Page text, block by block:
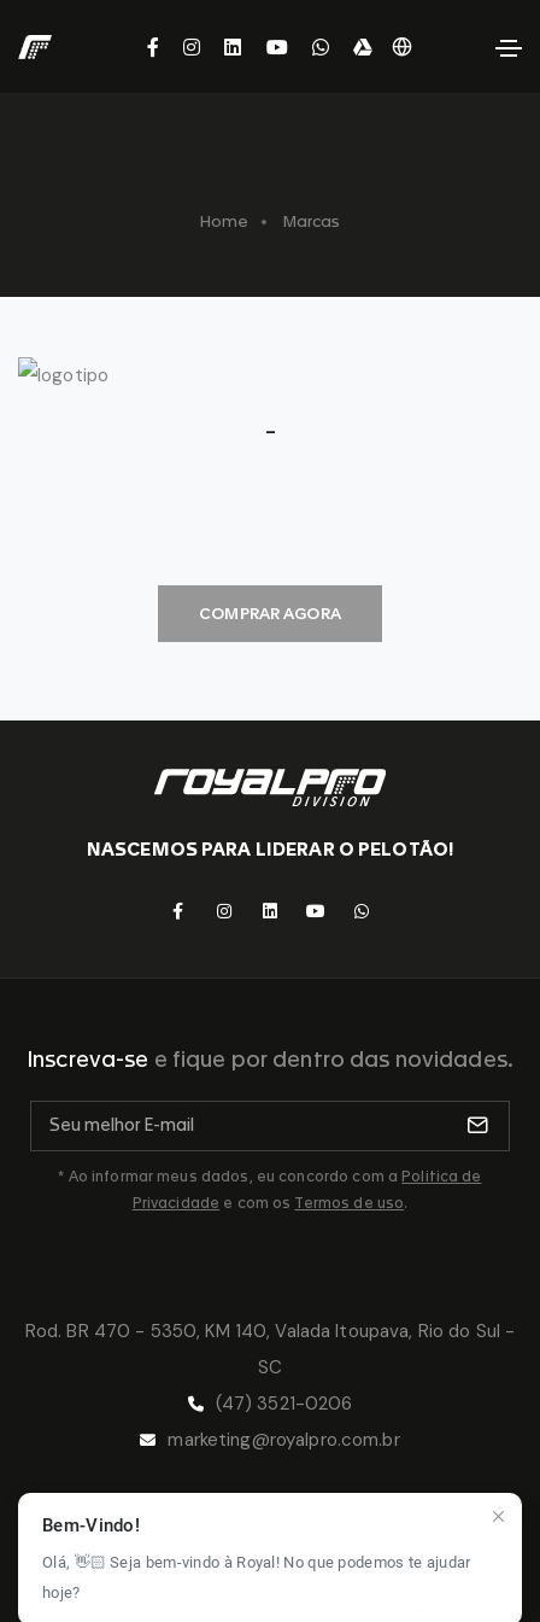
Home Marcas
-
COMPRAR AGORA
NASCEMOS PARA LIDERAR O PELOTÃO!
Rod. BR 470 - 5350, KM 140, Valada Itoupava, Rio do Sul -
SC
(47) 3521-0206
marketing@royalpro.com.br
Inscreva-se e fique por dentro das novidades.
* Ao informar meus dados, eu concordo com a Politica de
Privacidade e com os Termos de uso.
© 2026 Royal Pro - Todos os direitos
reservados.Política de Privacidade -
Termos de Uso -
Bem-Vindo!
Olá, 👋🏻 Seja bem-vindo à Royal! No que podemos te ajudar
hoje?